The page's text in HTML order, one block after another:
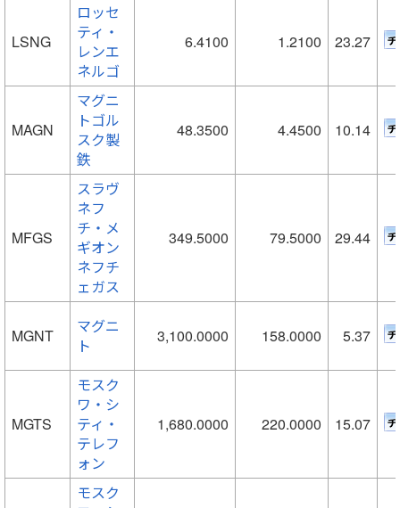
LSNG
ロッセ
ティ・
レンエ
ネルゴ
6.4100 1.2100 23.27
MAGN
マグニ
トゴル
スク製
鉄
48.3500 4.4500 10.14
MFGS
スラヴ
ネフ
チ・メ
ギオン
ネフチ
ェガス
349.5000 79.5000 29.44
MGNT
マグニ
ト
3,100.0000 158.0000 5.37
MGTS
モスク
ワ・シ
ティ・
テレフ
ォン
1,680.0000 220.0000 15.07
モスク